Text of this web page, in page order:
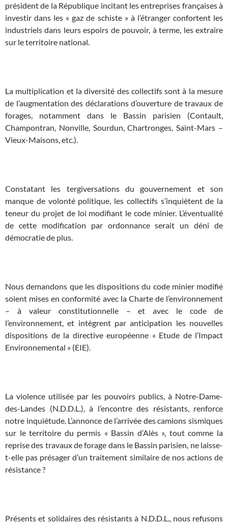
président de la République incitant les entreprises françaises à
investir dans les « gaz de schiste » à l’étranger confortent les
industriels dans leurs espoirs de pouvoir, à terme, les extraire
sur le territoire national.
La multiplication et la diversité des collectifs sont à la mesure
de l’augmentation des déclarations d’ouverture de travaux de
forages, notamment dans le Bassin parisien (Contault,
Champontran, Nonville, Sourdun, Chartronges, Saint-Mars –
Vieux-Maisons, etc.).
Constatant les tergiversations du gouvernement et son
manque de volonté politique, les collectifs s’inquiètent de la
teneur du projet de loi modifiant le code minier. L’éventualité
de cette modification par ordonnance serait un déni de
démocratie de plus.
Nous demandons que les dispositions du code minier modifié
soient mises en conformité avec la Charte de l’environnement
– à valeur constitutionnelle – et avec le code de
l’environnement, et intègrent par anticipation les nouvelles
dispositions de la directive européenne « Etude de l’Impact
Environnemental » (EIE).
La violence utilisée par les pouvoirs publics, à Notre-Dame-
des-Landes (N.D.D.L.), à l’encontre des résistants, renforce
notre inquiétude. L’annonce de l’arrivée des camions sismiques
sur le territoire du permis « Bassin d’Alès », tout comme la
reprise des travaux de forage dans le Bassin parisien, ne laisse-
t-elle pas présager d’un traitement similaire de nos actions de
résistance ?
Présents et solidaires des résistants à N.D.D.L., nous refusons